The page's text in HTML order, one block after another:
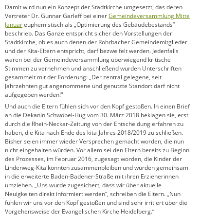
Damit wird nun ein Konzept der Stadtkirche umgesetzt, das deren
Vertreter Dr. Gunnar Garleff bei einerGemeindeversammlung Mitte
Januareuphemistisch als „Optimierung des Gebäudebestands”
beschrieb. Das Ganze entspricht sicher den Vorstellungen der
Stadtkirche, ob es auch denen der Rohrbacher Gemeindemitglieder
und der Kita-Eltern entspricht, darf bezweifelt werden. Jedenfalls
waren bei der Gemeindeversammlung überwiegend kritische
Stimmen zu vernehmen und anschließend wurden Unterschriften
gesammelt mit der Forderung: „Der zentral gelegene, seit
Jahrzehnten gut angenommene und genutzte Standort darf nicht
aufgegeben werden!“
Und auch die Eltern fühlen sich vor den Kopf gestoßen. In einen Brief
an die Dekanin Schwöbel-Hug vom 30. März 2018 beklagen sie, erst
durch die Rhein-Neckar-Zeitung von der Entscheidung erfahren zu
haben, die Kita nach Ende des kita-Jahres 2018/2019 zu schließen.
Bisher seien immer wieder Versprechen gemacht worden, die nun
nicht eingehalten würden. Vor allem sei den Eltern bereits zu Beginn
des Prozesses, im Februar 2016, zugesagt worden, die Kinder der
Lindenweg-Kita könnten zusammenbleiben und würden gemeinsam
in die erweiterte Baden-Badener-Straße mit ihren Erzieherinnen
umziehen. „Uns wurde zugesichert, dass wir über aktuelle
Neuigkeiten direkt informiert werden“, schreiben die Eltern. „Nun
fühlen wir uns vor den Kopf gestoßen und sind sehr irritiert über die
Vorgehensweise der Evangelischen Kirche Heidelberg.“